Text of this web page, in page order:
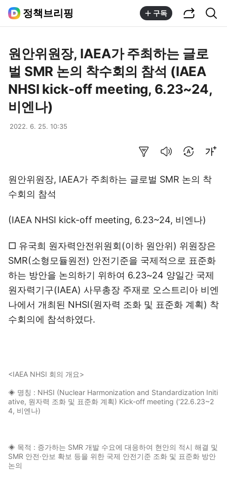
정책브리핑 구독
원안위원장, IAEA가 주최하는 글로
벌 SMR 논의 착수회의 참석 (IAEA
NHSI kick-off meeting, 6.23~24,
비엔나)
2022. 6. 25. 10:35
원안위원장, IAEA가 주최하는 글로벌 SMR 논의 착
수회의 참석
(IAEA NHSI kick-off meeting, 6.23~24, 비엔나)
□ 유국희 원자력안전위원회(이하 원안위) 위원장은
SMR(소형모듈원전) 안전기준을 국제적으로 표준화
하는 방안을 논의하기 위하여 6.23~24 양일간 국제
원자력기구(IAEA) 사무총장 주재로 오스트리아 비엔
나에서 개최된 NHSI(원자력 조화 및 표준화 계획) 착
수회의에 참석하였다.
<IAEA NHSI 회의 개요>
◈ 명칭 : NHSI (Nuclear Harmonization and Standardization Initi
ative, 원자력 조화 및 표준화 계획) Kick-off meeting (‘22.6.23~2
4, 비엔나)
◈ 목적 : 증가하는 SMR 개발 수요에 대응하여 현안의 적시 해결 및
SMR 안전·안보 확보 등을 위한 국제 안전기준 조화 및 표준화 방안
논의